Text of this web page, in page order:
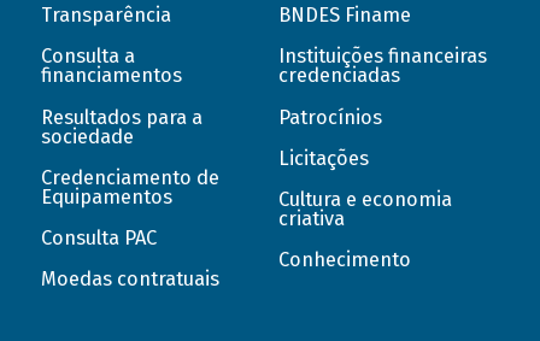
Transparência
Consulta a
financiamentos
Resultados para a
sociedade
Credenciamento de
Equipamentos
Consulta PAC
Moedas contratuais
BNDES Finame
Instituições financeiras
credenciadas
Patrocínios
Licitações
Cultura e economia
criativa
Conhecimento